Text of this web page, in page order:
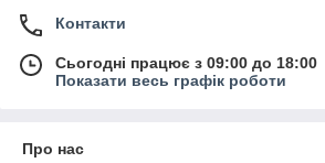
Контакти
Сьогодні працює з 09:00 до 18:00
Показати весь графік роботи
Про нас